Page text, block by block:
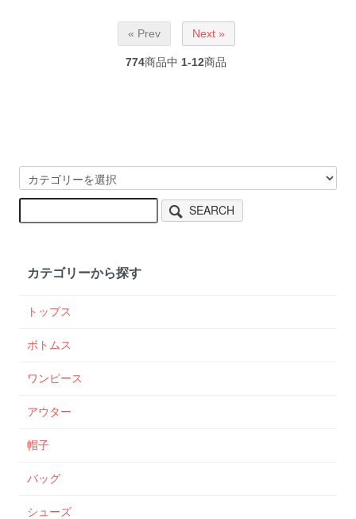
« Prev Next »
774商品中 1-12商品
SEARCH
カテゴリーから探す
トップス
ボトムス
ワンピース
アウター
帽子
バッグ
シューズ